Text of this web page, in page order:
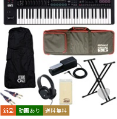
新品 動画あり 送料無料